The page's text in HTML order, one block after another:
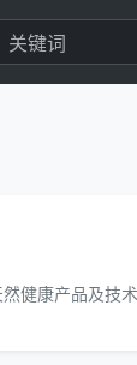
健康产品及技